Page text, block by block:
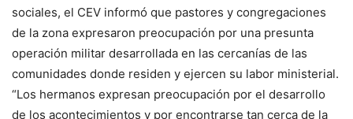
sociales, el CEV informó que pastores y congregaciones
de la zona expresaron preocupación por una presunta
operación militar desarrollada en las cercanías de las
comunidades donde residen y ejercen su labor ministerial.
“Los hermanos expresan preocupación por el desarrollo
de los acontecimientos y por encontrarse tan cerca de la